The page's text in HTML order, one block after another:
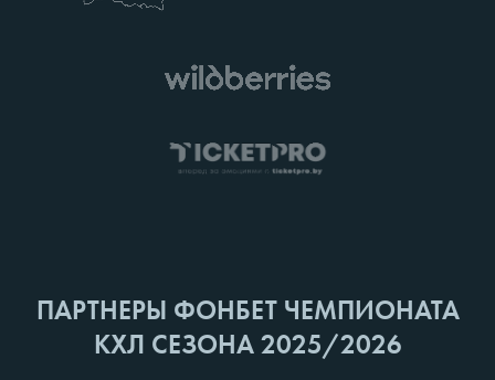
ПАРТНЕРЫ ФОНБЕТ ЧЕМПИОНАТА
КХЛ СЕЗОНА 2025/2026